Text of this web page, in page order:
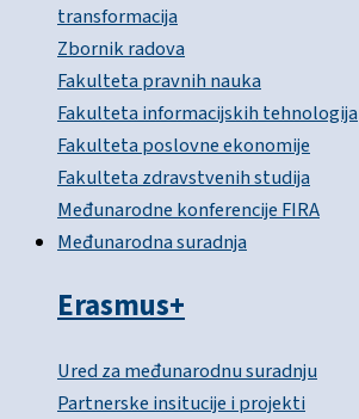
transformacija
Zbornik radova
Fakulteta pravnih nauka
Fakulteta informacijskih tehnologija
Fakulteta poslovne ekonomije
Fakulteta zdravstvenih studija
Međunarodne konferencije FIRA
Međunarodna suradnja
Erasmus+
Ured za međunarodnu suradnju
Partnerske insitucije i projekti